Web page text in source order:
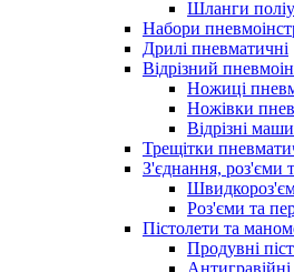
Шланги
Набори
Дрилі пневматичні
Відрізний
Ножиці
Ножівки
Відрізні
Трещітки
З'єднання, роз'єми
Роз'єми та
Пістолети та
Продувні
Антигравійні